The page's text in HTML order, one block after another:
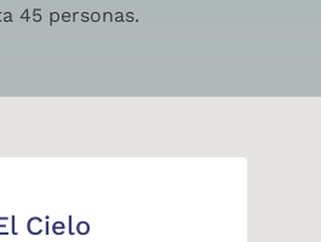
45 personas.
Cielo